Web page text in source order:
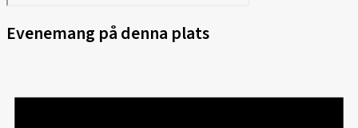
Evenemang på denna plats